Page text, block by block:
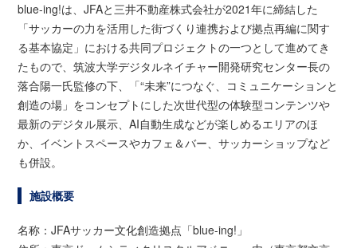
blue-ing!は、JFAと三井不動産株式会社が2021年に締結した
「サッカーの力を活用した街づくり連携および拠点再編に関す
る基本協定」における共同プロジェクトの一つとして進めてき
たもので、筑波大学デジタルネイチャー開発研究センター長の
落合陽一氏監修の下、「“未来”につなぐ、コミュニケーションと
創造の場」をコンセプトにした次世代型の体験型コンテンツや
最新のデジタル展示、AI自動生成などが楽しめるエリアのほ
か、イベントスペースやカフェ＆バー、サッカーショップなど
も併設。
施設概要
名称：JFAサッカー文化創造拠点「blue-ing!」